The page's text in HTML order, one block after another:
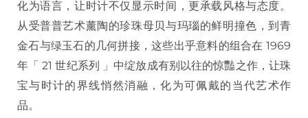
化为语言，让时计不仅显示时间，更承载风格与态度。
从受普普艺术薰陶的珍珠母贝与玛瑙的鲜明撞色，到青
金石与绿玉石的几何拼接，这些出乎意料的组合在 1969
年「 21 世纪系列 」中绽放成有别以往的惊豔之作，让珠
宝与时计的界线悄然消融，化为可佩戴的当代艺术作
品。